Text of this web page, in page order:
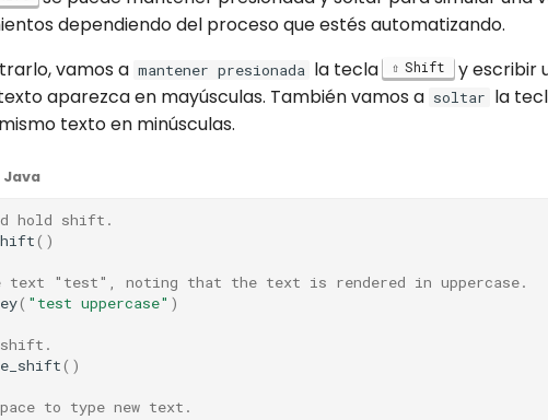
dependiendo del proceso que estés automatizando.
vamos a mantener presionada la tecla Shift
y escribir
aparezca en mayúsculas. También vamos a soltar la
texto en minúsculas.
Java
hold shift.
()
text "test", noting that the text is rendered in uppercase.
( "test uppercase" )
shift.
()
to type new text.